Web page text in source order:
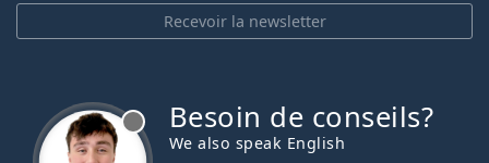
Recevoir la newsletter
Besoin de conseils?
We also speak English